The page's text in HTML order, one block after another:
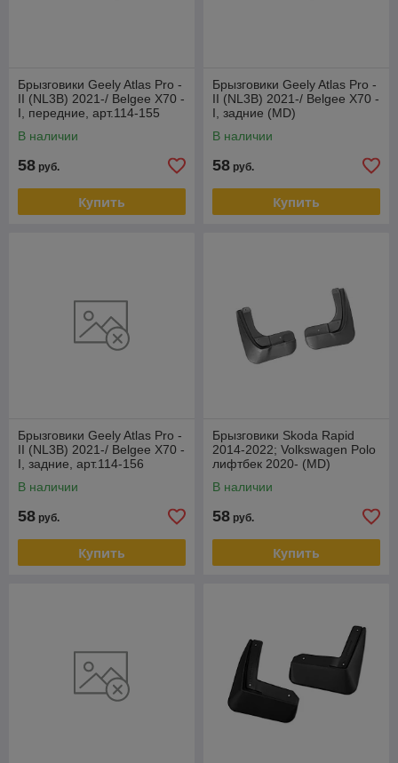
Брызговики Geely Atlas Pro -
II (NL3B) 2021-/ Belgee X70 -
I, передние, арт.114-155
В наличии
58 руб.
Купить
Брызговики Geely Atlas Pro -
II (NL3B) 2021-/ Belgee X70 -
I, задние (MD)
В наличии
58 руб.
Купить
Брызговики Geely Atlas Pro -
II (NL3B) 2021-/ Belgee X70 -
I, задние, арт.114-156
В наличии
58 руб.
Купить
Брызговики Skoda Rapid
2014-2022; Volkswagen Polo
лифтбек 2020- (MD)
В наличии
58 руб.
Купить